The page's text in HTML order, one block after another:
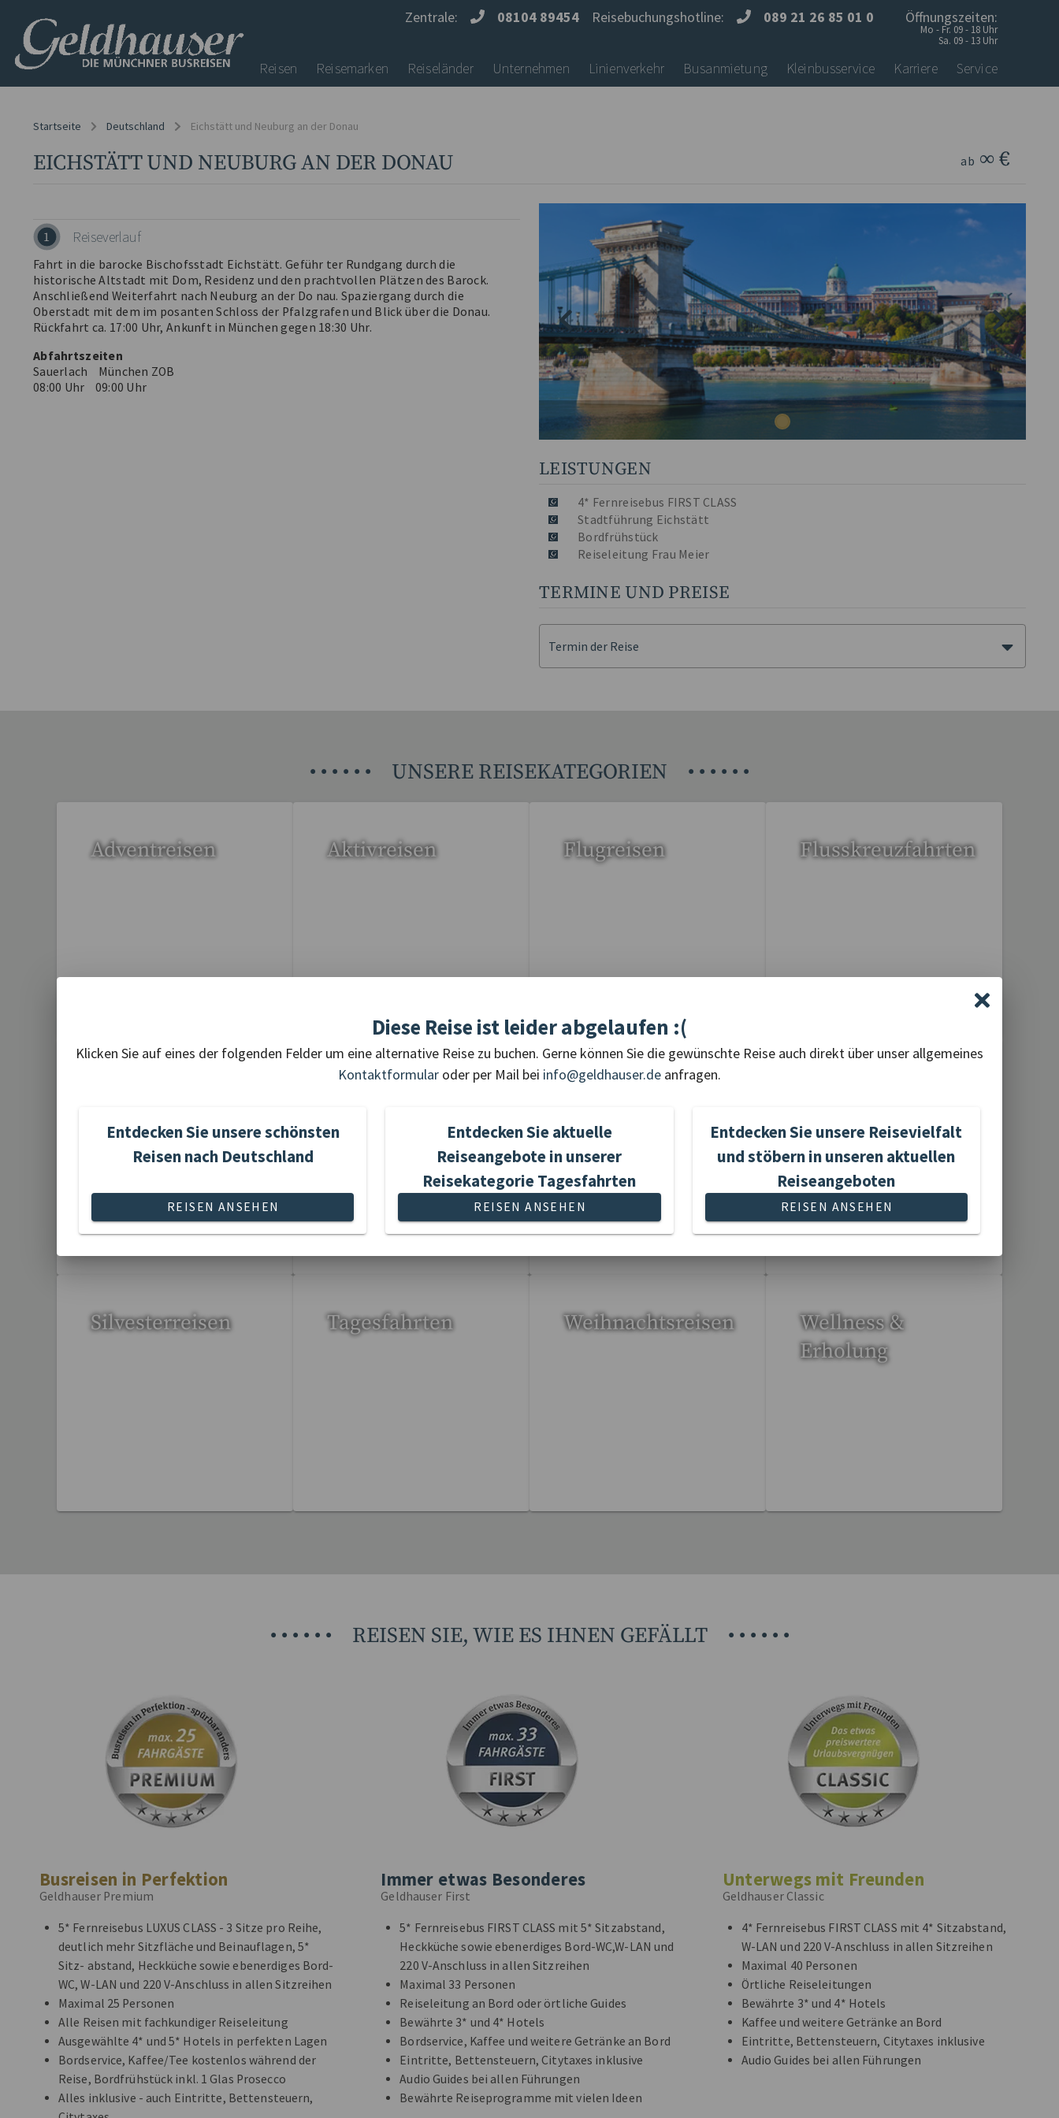
Zentrale: 08104 89454 Reisebuchungshotline: 089 21 26 85 01 0 Öffnungszeiten:
Mo - Fr. 09 - 18 Uhr
Sa. 09 - 13 Uhr
Reisen Reisemarken Reiseländer Unternehmen Linienverkehr Busanmietung Kleinbusservice Karriere Service
Startseite Deutschland Eichstätt und Neuburg an der Donau
EICHSTÄTT UND NEUBURG AN DER DONAU ab ∞ €
1 Reiseverlauf
Fahrt in die barocke Bischofsstadt Eichstätt. Geführ ter Rundgang durch die
historische Altstadt mit Dom, Residenz und den prachtvollen Plätzen des Barock.
Anschließend Weiterfahrt nach Neuburg an der Do nau. Spaziergang durch die
Oberstadt mit dem im posanten Schloss der Pfalzgrafen und Blick über die Donau.
Rückfahrt ca. 17:00 Uhr, Ankunft in München gegen 18:30 Uhr.
Abfahrtszeiten
Sauerlach München ZOB
08:00 Uhr 09:00 Uhr
LEISTUNGEN
4* Fernreisebus FIRST CLASS
Stadtführung Eichstätt
Bordfrühstück
Reiseleitung Frau Meier
TERMINE UND PREISE
Termin der Reise
• • • • • • UNSERE REISEKATEGORIEN • • • • • •
Adventreisen
20 Reisen gefunden
Aktivreisen
1 Reise gefunden
Flugreisen
15 Reisen gefunden
Flusskreuzfahrten
6 Reisen gefunden
3 Reisen gefunden
Kurz- &
95 Reisen gefunden
Opern-Festspiele-
53 Reisen gefunden 113 Reisen gefunden
Silvesterreisen Tagesfahrten Weihnachtsreisen
Wellness &
Erholung
• • • • • • REISEN SIE, WIE ES IHNEN GEFÄLLT • • • • • •
Busreisen in Perfektion
Geldhauser Premium
5* Fernreisebus LUXUS CLASS - 3 Sitze pro Reihe,
deutlich mehr Sitzfläche und Beinauflagen, 5*
Sitz- abstand, Heckküche sowie ebenerdiges Bord-
WC, W-LAN und 220 V-Anschluss in allen Sitzreihen
Maximal 25 Personen
Alle Reisen mit fachkundiger Reiseleitung
Ausgewählte 4* und 5* Hotels in perfekten Lagen
Bordservice, Kaffee/Tee kostenlos während der
Reise, Bordfrühstück inkl. 1 Glas Prosecco
Alles inklusive - auch Eintritte, Bettensteuern,
Immer etwas Besonderes
Geldhauser First
5* Fernreisebus FIRST CLASS mit 5* Sitzabstand,
Heckküche sowie ebenerdiges Bord-WC,W-LAN und
220 V-Anschluss in allen Sitzreihen
Maximal 33 Personen
Reiseleitung an Bord oder örtliche Guides
Bewährte 3* und 4* Hotels
Bordservice, Kaffee und weitere Getränke an Bord
Eintritte, Bettensteuern, Citytaxes inklusive
Audio Guides bei allen Führungen
Bewährte Reiseprogramme mit vielen Ideen
Unterwegs mit Freunden
Geldhauser Classic
4* Fernreisebus FIRST CLASS mit 4* Sitzabstand,
W-LAN und 220 V-Anschluss in allen Sitzreihen
Maximal 40 Personen
Örtliche Reiseleitungen
Bewährte 3* und 4* Hotels
Kaffee und weitere Getränke an Bord
Eintritte, Bettensteuern, Citytaxes inklusive
Audio Guides bei allen Führungen
Diese Reise ist leider abgelaufen :(
Klicken Sie auf eines der folgenden Felder um eine alternative Reise zu buchen. Gerne können Sie die gewünschte Reise auch direkt über unser allgemeines
Kontaktformular oder per Mail bei info@geldhauser.de anfragen.
Entdecken Sie unsere schönsten
Reisen nach Deutschland
REISEN ANSEHEN
Entdecken Sie aktuelle
Reiseangebote in unserer
Reisekategorie Tagesfahrten
REISEN ANSEHEN
Entdecken Sie unsere Reisevielfalt
und stöbern in unseren aktuellen
Reiseangeboten
REISEN ANSEHEN